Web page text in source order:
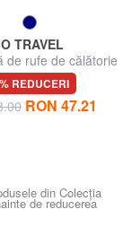
TRAVEL
de rufe de călătorie
REDUCERI
RON 47.21
din Colecția
de reducerea